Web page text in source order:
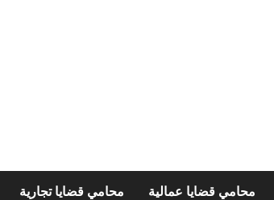
محامي قضايا تجارية محامي قضايا عمالية